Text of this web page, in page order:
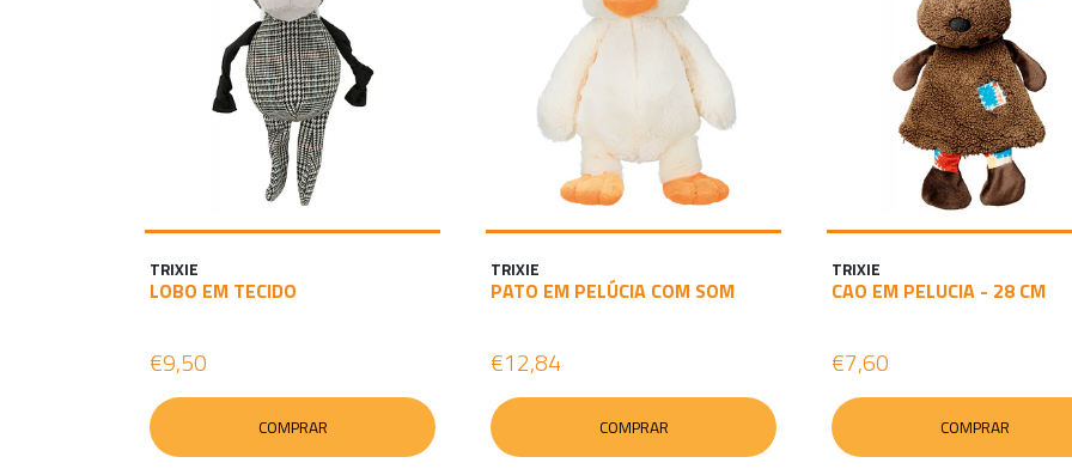
TRIXIE
LOBO EM TECIDO
€9,50
COMPRAR
TRIXIE
PATO EM PELÚCIA COM SOM
€12,84
COMPRAR
TRIXIE
CAO EM PELUCIA - 28 CM
€7,60
COMPRAR